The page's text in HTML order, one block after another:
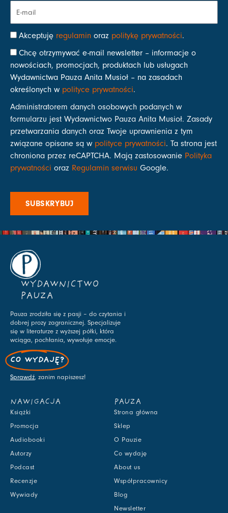
Akceptuję regulamin oraz politykę prywatności.
Chcę otrzymywać e-mail newsletter – informacje o
nowościach, promocjach, produktach lub usługach
Wydawnictwa Pauza Anita Musioł – na zasadach
określonych w polityce prywatności.
Administratorem danych osobowych podanych w
formularzu jest Wydawnictwo Pauza Anita Musioł. Zasady
przetwarzania danych oraz Twoje uprawnienia z tym
związane opisane są w polityce prywatności. Ta strona jest
chroniona przez reCAPTCHA. Mają zastosowanie Polityka
prywatności oraz Regulamin serwisu Google.
SUBSKRYBUJ
WYDAWNICTWO
PAUZA
Pauza zrodziła się z pasji – do czytania i
dobrej prozy zagranicznej. Specjalizuje
się w literaturze z wyższej półki, która
wciąga, pochłania, wywołuje emocje.
CO WYDAJĘ?
Sprawdź, zanim napiszesz!
NAWIGACJA
Książki
Promocja
Audiobooki
Autorzy
Podcast
Recenzje
Wywiady
PAUZA
Strona główna
Sklep
O Pauzie
Co wydaję
About us
Współpracownicy
Blog
Newsletter